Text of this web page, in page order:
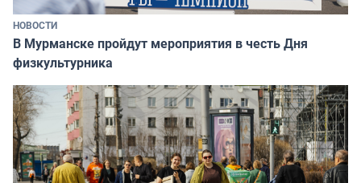
НОВОСТИ
В Мурманске пройдут мероприятия в честь Дня
физкультурника